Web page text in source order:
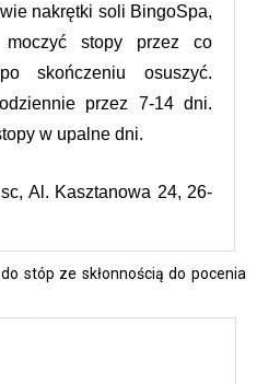
nakrętki soli BingoSpa,
moczyć stopy przez co
skończeniu osuszyć.
przez 7-14 dni.
w upalne dni.
Al. Kasztanowa 24, 26-
stóp ze skłonnością do pocenia